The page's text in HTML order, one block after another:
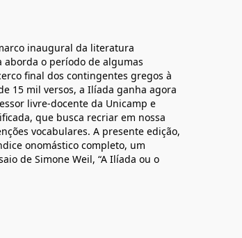
inaugural da literatura
o período de algumas
final dos contingentes gregos à
15 mil versos, a Ilíada ganha agora
livre-docente da Unicamp e
que busca recriar em nossa
vocabulares. A presente edição,
onomástico completo, um
de Simone Weil, “A Ilíada ou o